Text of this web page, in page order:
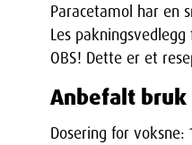
Paracetamol har en
Les
OBS! Dette er et
Anbefalt bruk
Dosering for